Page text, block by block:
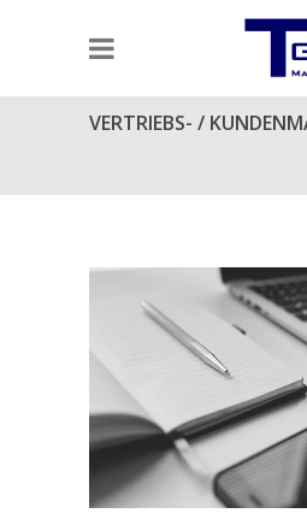
VERTRIEBS- /